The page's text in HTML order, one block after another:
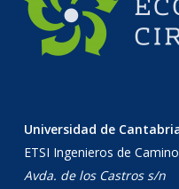
Universidad de
ETSI Ingenieros de
Avda. de los Castros s/n